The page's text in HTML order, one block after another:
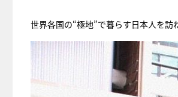
世界各国の“極地”で暮らす日本人を訪